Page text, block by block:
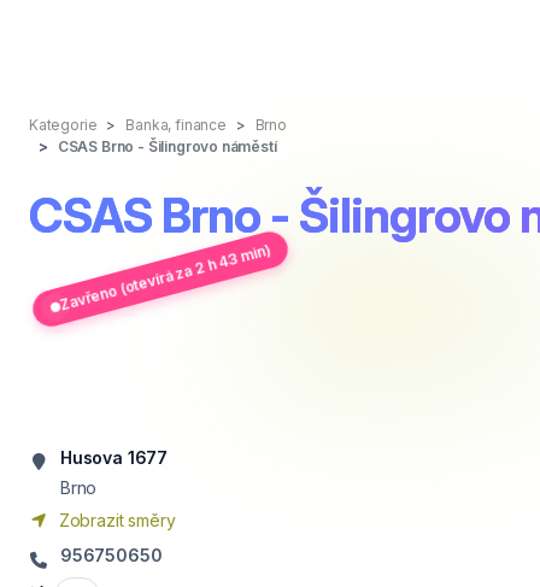
Kategorie Banka, finance
Brno
CSAS Brno - Šilingrovo náměstí
CSAS Brno - Šilingrovo
Zavřeno (otevírá za 2 h 43 min)
Husova 1677
Brno
Zobrazit směry
956750650